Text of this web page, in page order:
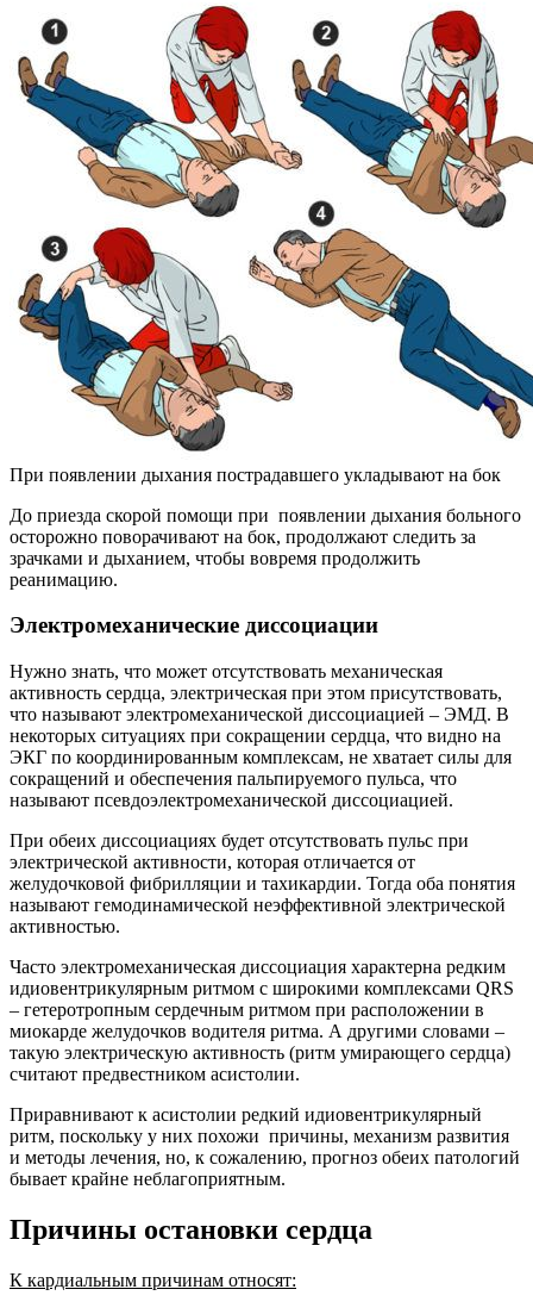
При появлении дыхания пострадавшего укладывают на бок
До приезда скорой помощи при появлении дыхания больного
осторожно поворачивают на бок, продолжают следить за
зрачками и дыханием, чтобы вовремя продолжить
реанимацию.
Электромеханические диссоциации
Нужно знать, что может отсутствовать механическая
активность сердца, электрическая при этом присутствовать,
что называют электромеханической диссоциацией – ЭМД. В
некоторых ситуациях при сокращении сердца, что видно на
ЭКГ по координированным комплексам, не хватает силы для
сокращений и обеспечения пальпируемого пульса, что
называют псевдоэлектромеханической диссоциацией.
При обеих диссоциациях будет отсутствовать пульс при
электрической активности, которая отличается от
желудочковой фибрилляции и тахикардии. Тогда оба понятия
называют гемодинамической неэффективной электрической
активностью.
Часто электромеханическая диссоциация характерна редким
идиовентрикулярным ритмом с широкими комплексами QRS
– гетеротропным сердечным ритмом при расположении в
миокарде желудочков водителя ритма. А другими словами –
такую электрическую активность (ритм умирающего сердца)
считают предвестником асистолии.
Приравнивают к асистолии редкий идиовентрикулярный
ритм, поскольку у них похожи причины, механизм развития
и методы лечения, но, к сожалению, прогноз обеих патологий
бывает крайне неблагоприятным.
Причины остановки сердца
К кардиальным причинам относят: